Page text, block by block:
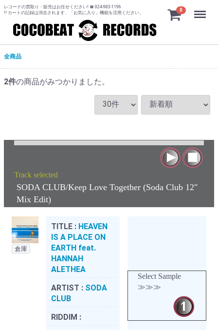
レコードの買取り・販売はお任せください! ☎ 024-983-1196
!! カートの記録は消去されます、「お気に入り」機能を活用ください。
0 Menu
全商品
2件の商品がみつかりました。
Track selected :
SODA CLUB/Keep Love Together (Soda Club 12"
Mix Edit)
倉庫
TITLE : HEAVEN
IS A PLACE ON
EARTH feat.
HANNAH
ALETHEA
ARTIST : SODA
CLUB
RIDDIM :
Select Sample
≫≫≫